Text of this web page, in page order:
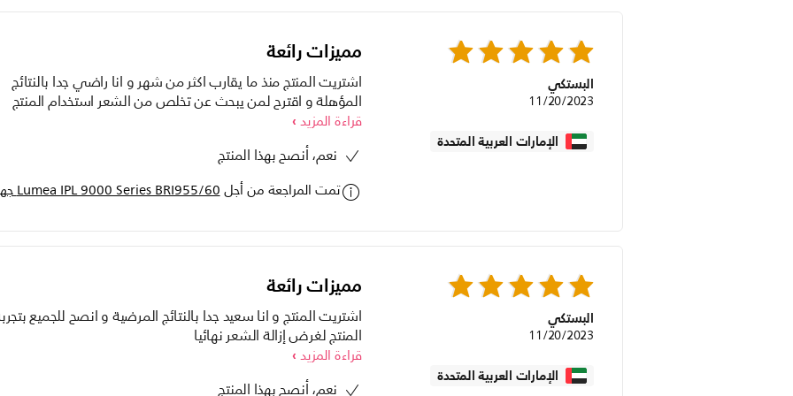
البستكي
11/20/2023
الإمارات العربية المتحدة
مميزات رائعة
اشتريت المنتج منذ ما يقارب اكثر من شهر و انا راضي جدا بالنتائج
المؤهلة و اقترح لمن يبحث عن تخلص من الشعر استخدام المنتج
قراءة المزيد
نعم، أنصح بهذا المنتج
تمت المراجعة من أجلLumea IPL 9000 Series BRI955/60 جهاز إزالة الشعر بتقنية IPL
البستكي
11/20/2023
الإمارات العربية المتحدة
مميزات رائعة
اشتريت المنتج و انا سعيد جدا بالنتائج المرضية و انصح للجميع
المنتج لغرض إزالة الشعر نهائيا
قراءة المزيد
نعم، أنصح بهذا المنتج